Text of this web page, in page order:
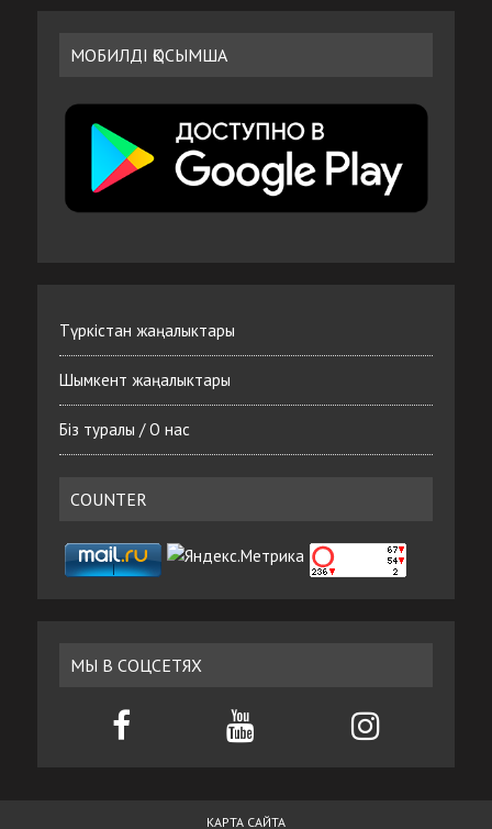
МОБИЛДІ ҚОСЫМША
Түркістан жаңалыктары
Шымкент жаңалыктары
Біз туралы / О нас
COUNTER
МЫ В СОЦСЕТЯХ
КАРТА САЙТА